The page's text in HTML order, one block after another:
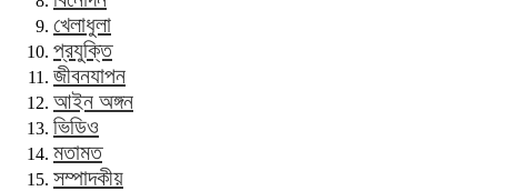
খেলাধুলা
প্রযুক্তি
জীবনযাপন
আইন অঙ্গন
ভিডিও
মতামত
সম্পাদকীয়